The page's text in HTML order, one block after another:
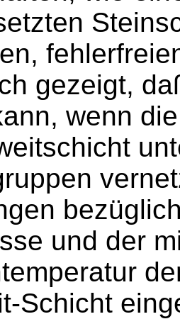
gezeigt,
wenn
und der
Schicht